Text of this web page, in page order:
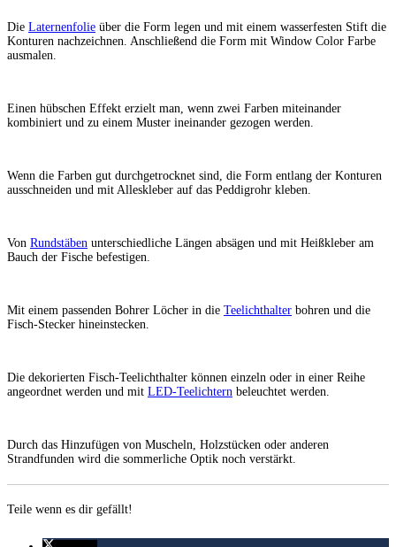
Die Laternenfolie über die Form legen und mit einem wasserfesten Stift die
Konturen nachzeichnen. Anschließend die Form mit Window Color Farbe
ausmalen.
Einen hübschen Effekt erzielt man, wenn zwei Farben miteinander
kombiniert und zu einem Muster ineinander gezogen werden.
Wenn die Farben gut durchgetrocknet sind, die Form entlang der Konturen
ausschneiden und mit Alleskleber auf das Peddigrohr kleben.
Von Rundstäben unterschiedliche Längen absägen und mit Heißkleber am
Bauch der Fische befestigen.
Mit einem passenden Bohrer Löcher in die Teelichthalter bohren und die
Fisch-Stecker hineinstecken.
Die dekorierten Fisch-Teelichthalter können einzeln oder in einer Reihe
angeordnet werden und mit LED-Teelichtern beleuchtet werden.
Durch das Hinzufügen von Muscheln, Holzstücken oder anderen
Strandfunden wird die sommerliche Optik noch verstärkt.
Teile wenn es dir gefällt!